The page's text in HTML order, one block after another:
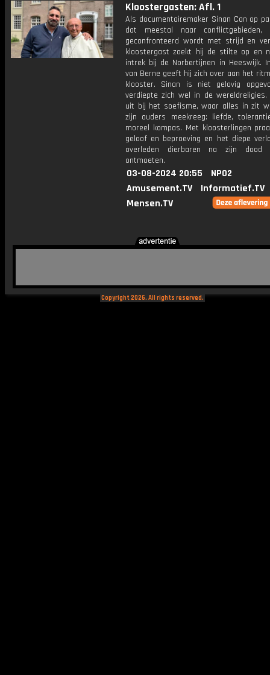
Kloostergasten: Afl. 1
Als documentairemaker Sinan Can op
dat meestal naar
geconfronteerd wordt met strijd en
kloostergast zoekt hij de stilte op en
intrek bij de Norbertijnen in Heeswijk.
van Berne geeft hij zich over aan het
klooster. Sinan is niet gelovig
verdiepte zich wel in de wereldreligies.
uit bij het soefisme, waar alles in zit
zijn ouders meekreeg: liefde,
moreel kompas. Met kloosterlingen
geloof en beproeving en het diepe
overleden dierbaren na zijn
ontmoeten.
03-08-2024 20:55
NPO2
Amusement.TV
Informatief.TV
Mensen.TV
Copyright 2026. All rights reserved.